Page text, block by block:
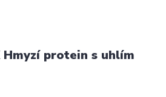
Hmyzí protein s uhlím